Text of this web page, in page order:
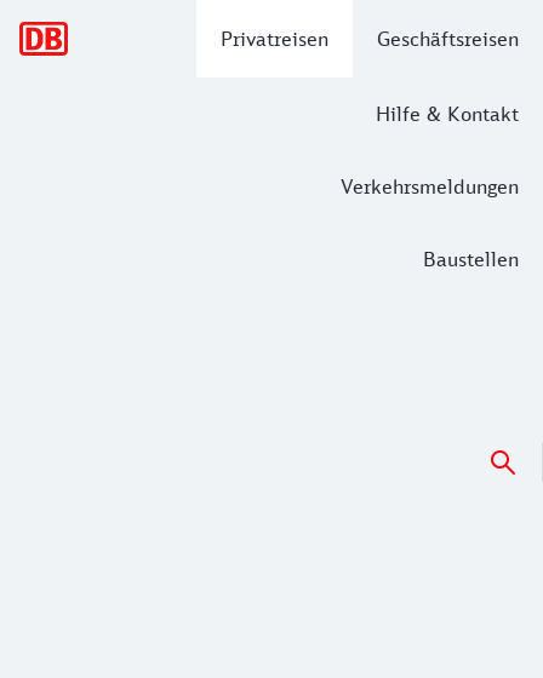
Privatreisen Geschäftsreisen
Hilfe & Kontakt
Verkehrsmeldungen
Baustellen